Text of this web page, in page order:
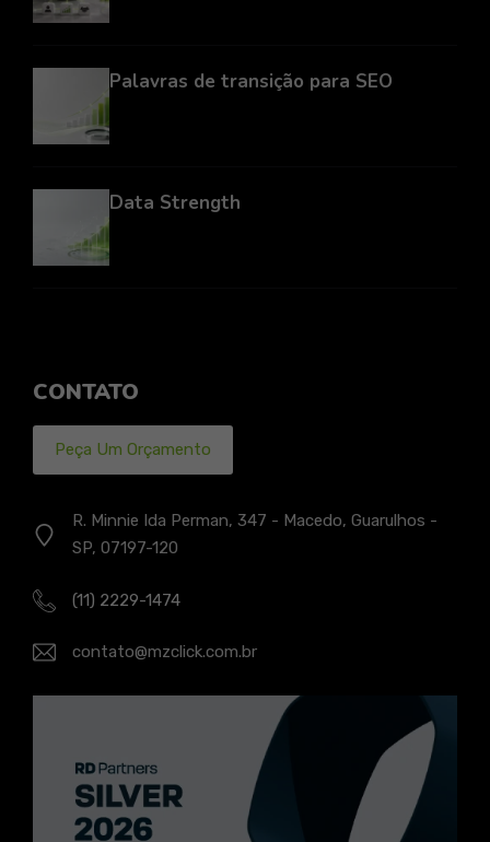
Palavras de transição para SEO
Data Strength
CONTATO
Peça Um Orçamento
R. Minnie Ida Perman, 347 - Macedo, Guarulhos -
SP, 07197-120
(11) 2229-1474
contato@mzclick.com.br